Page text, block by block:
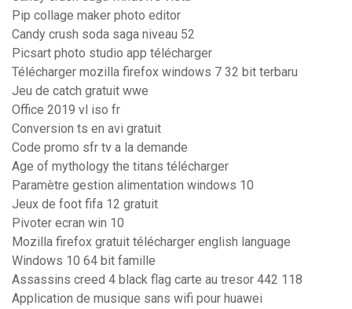
Pip collage maker photo editor
Candy crush soda saga niveau 52
Picsart photo studio app télécharger
Télécharger mozilla firefox windows 7 32 bit terbaru
Jeu de catch gratuit wwe
Office 2019 vl iso fr
Conversion ts en avi gratuit
Code promo sfr tv a la demande
Age of mythology the titans télécharger
Paramètre gestion alimentation windows 10
Jeux de foot fifa 12 gratuit
Pivoter ecran win 10
Mozilla firefox gratuit télécharger english language
Windows 10 64 bit famille
Assassins creed 4 black flag carte au tresor 442 118
Application de musique sans wifi pour huawei